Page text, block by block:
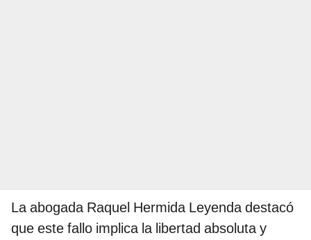
La abogada Raquel Hermida Leyenda destacó
que este fallo implica la libertad absoluta y